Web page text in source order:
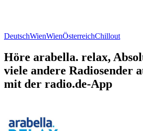
DeutschWienWienÖsterreichChillout
Höre arabella. relax,
viele andere Radiosender
mit der radio.de-App